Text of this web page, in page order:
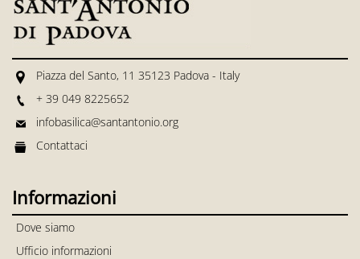
Piazza del Santo, 11 35123 Padova - Italy
+ 39 049 8225652
infobasilica@santantonio.org
Contattaci
Informazioni
Dove siamo
Ufficio informazioni